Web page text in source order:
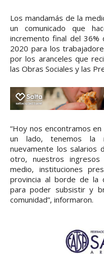
Los mandamás de la
un comunicado que
incremento final del 36%
2020 para los
por los aranceles que
las Obras Sociales y las
“Hoy nos encontramos
un lado, tenemos la
nuevamente los salarios
otro, nuestros
medio, instituciones
provincia al borde de la
para poder subsistir y
comunidad”, informaron.